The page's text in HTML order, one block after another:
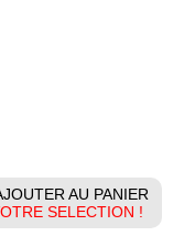
AU PANIER
SELECTION !